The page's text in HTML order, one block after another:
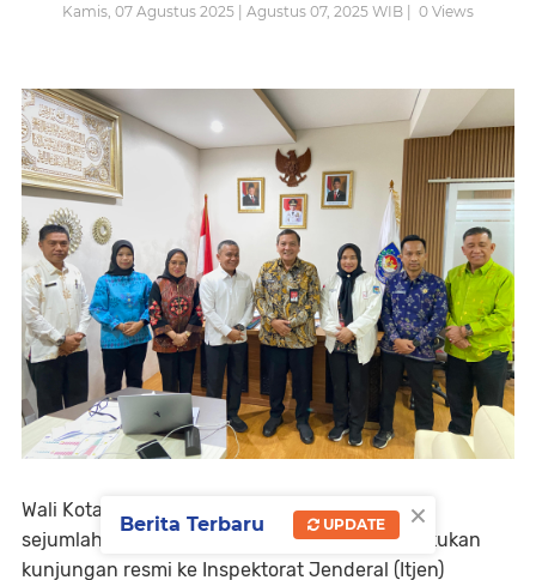
Kamis, 07 Agustus 2025 | Agustus 07, 2025 WIB | 0 Views
Wali Kota Palu, H. Hadianto Rasyid, didampingi
sejumlah pejabat Pemerintah Kota Palu, melakukan
kunjungan resmi ke Inspektorat Jenderal (Itjen)
×
Berita Terbaru UPDATE